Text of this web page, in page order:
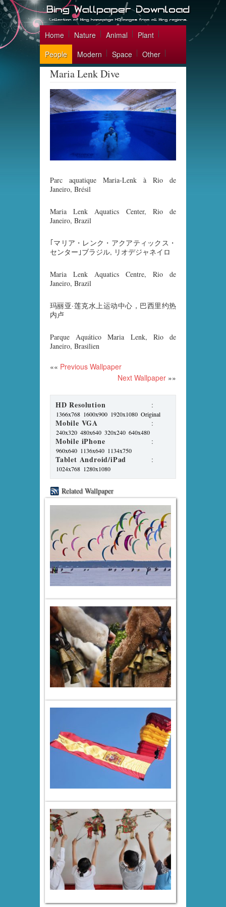
Home Nature Animal
Plant
People
Modern Space Other
Maria Lenk Dive
Parc aquatique Maria-Lenk à Rio de
Janeiro, Brésil
Maria Lenk Aquatics Center, Rio de
Janeiro, Brazil
｢マリア・レンク・アクアティックス・
センター｣ブラジル, リオデジャネイロ
Maria Lenk Aquatics Centre, Rio de
Janeiro, Brazil
玛丽亚·莲克水上运动中心，巴西里约热
内卢
Parque Aquático Maria Lenk, Rio de
Janeiro, Brasilien
«« Previous Wallpaper
Next Wallpaper »»
HD Resolution :
1366x768 1600x900 1920x1080 Original
Mobile VGA :
240x320 480x640 320x240 640x480
Mobile iPhone :
960x640 1136x640 1134x750
Tablet Android/iPad :
1024x768 1280x1080
Related Wallpaper